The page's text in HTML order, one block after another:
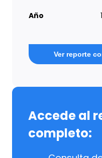
Año
Ver reporte
Accede al
completo: